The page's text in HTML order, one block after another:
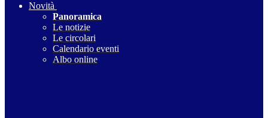
Novità
Panoramica
Le notizie
Le circolari
Calendario eventi
Albo online